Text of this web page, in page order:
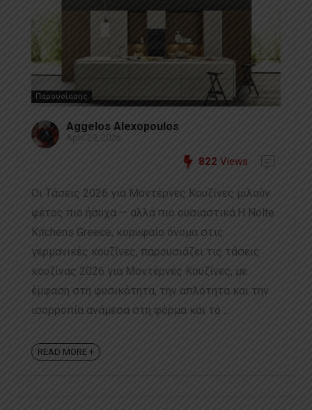
Παρουσίασης
Aggelos Alexopoulos
April 29, 2026
822 Views
Οι Τάσεις 2026 για Μοντέρνες Κουζίνες μιλούν
φέτος πιο ήσυχα — αλλά πιο ουσιαστικά.Η Nolte
Kitchens Greece, κορυφαίο όνομα στις
γερμανικές κουζίνες, παρουσιάζει τις τάσεις
κουζίνας 2026 για Μοντέρνες Κουζίνες, με
έμφαση στη φυσικότητα, την απλότητα και την
ισορροπία ανάμεσα στη φόρμα και το ...
READ MORE +